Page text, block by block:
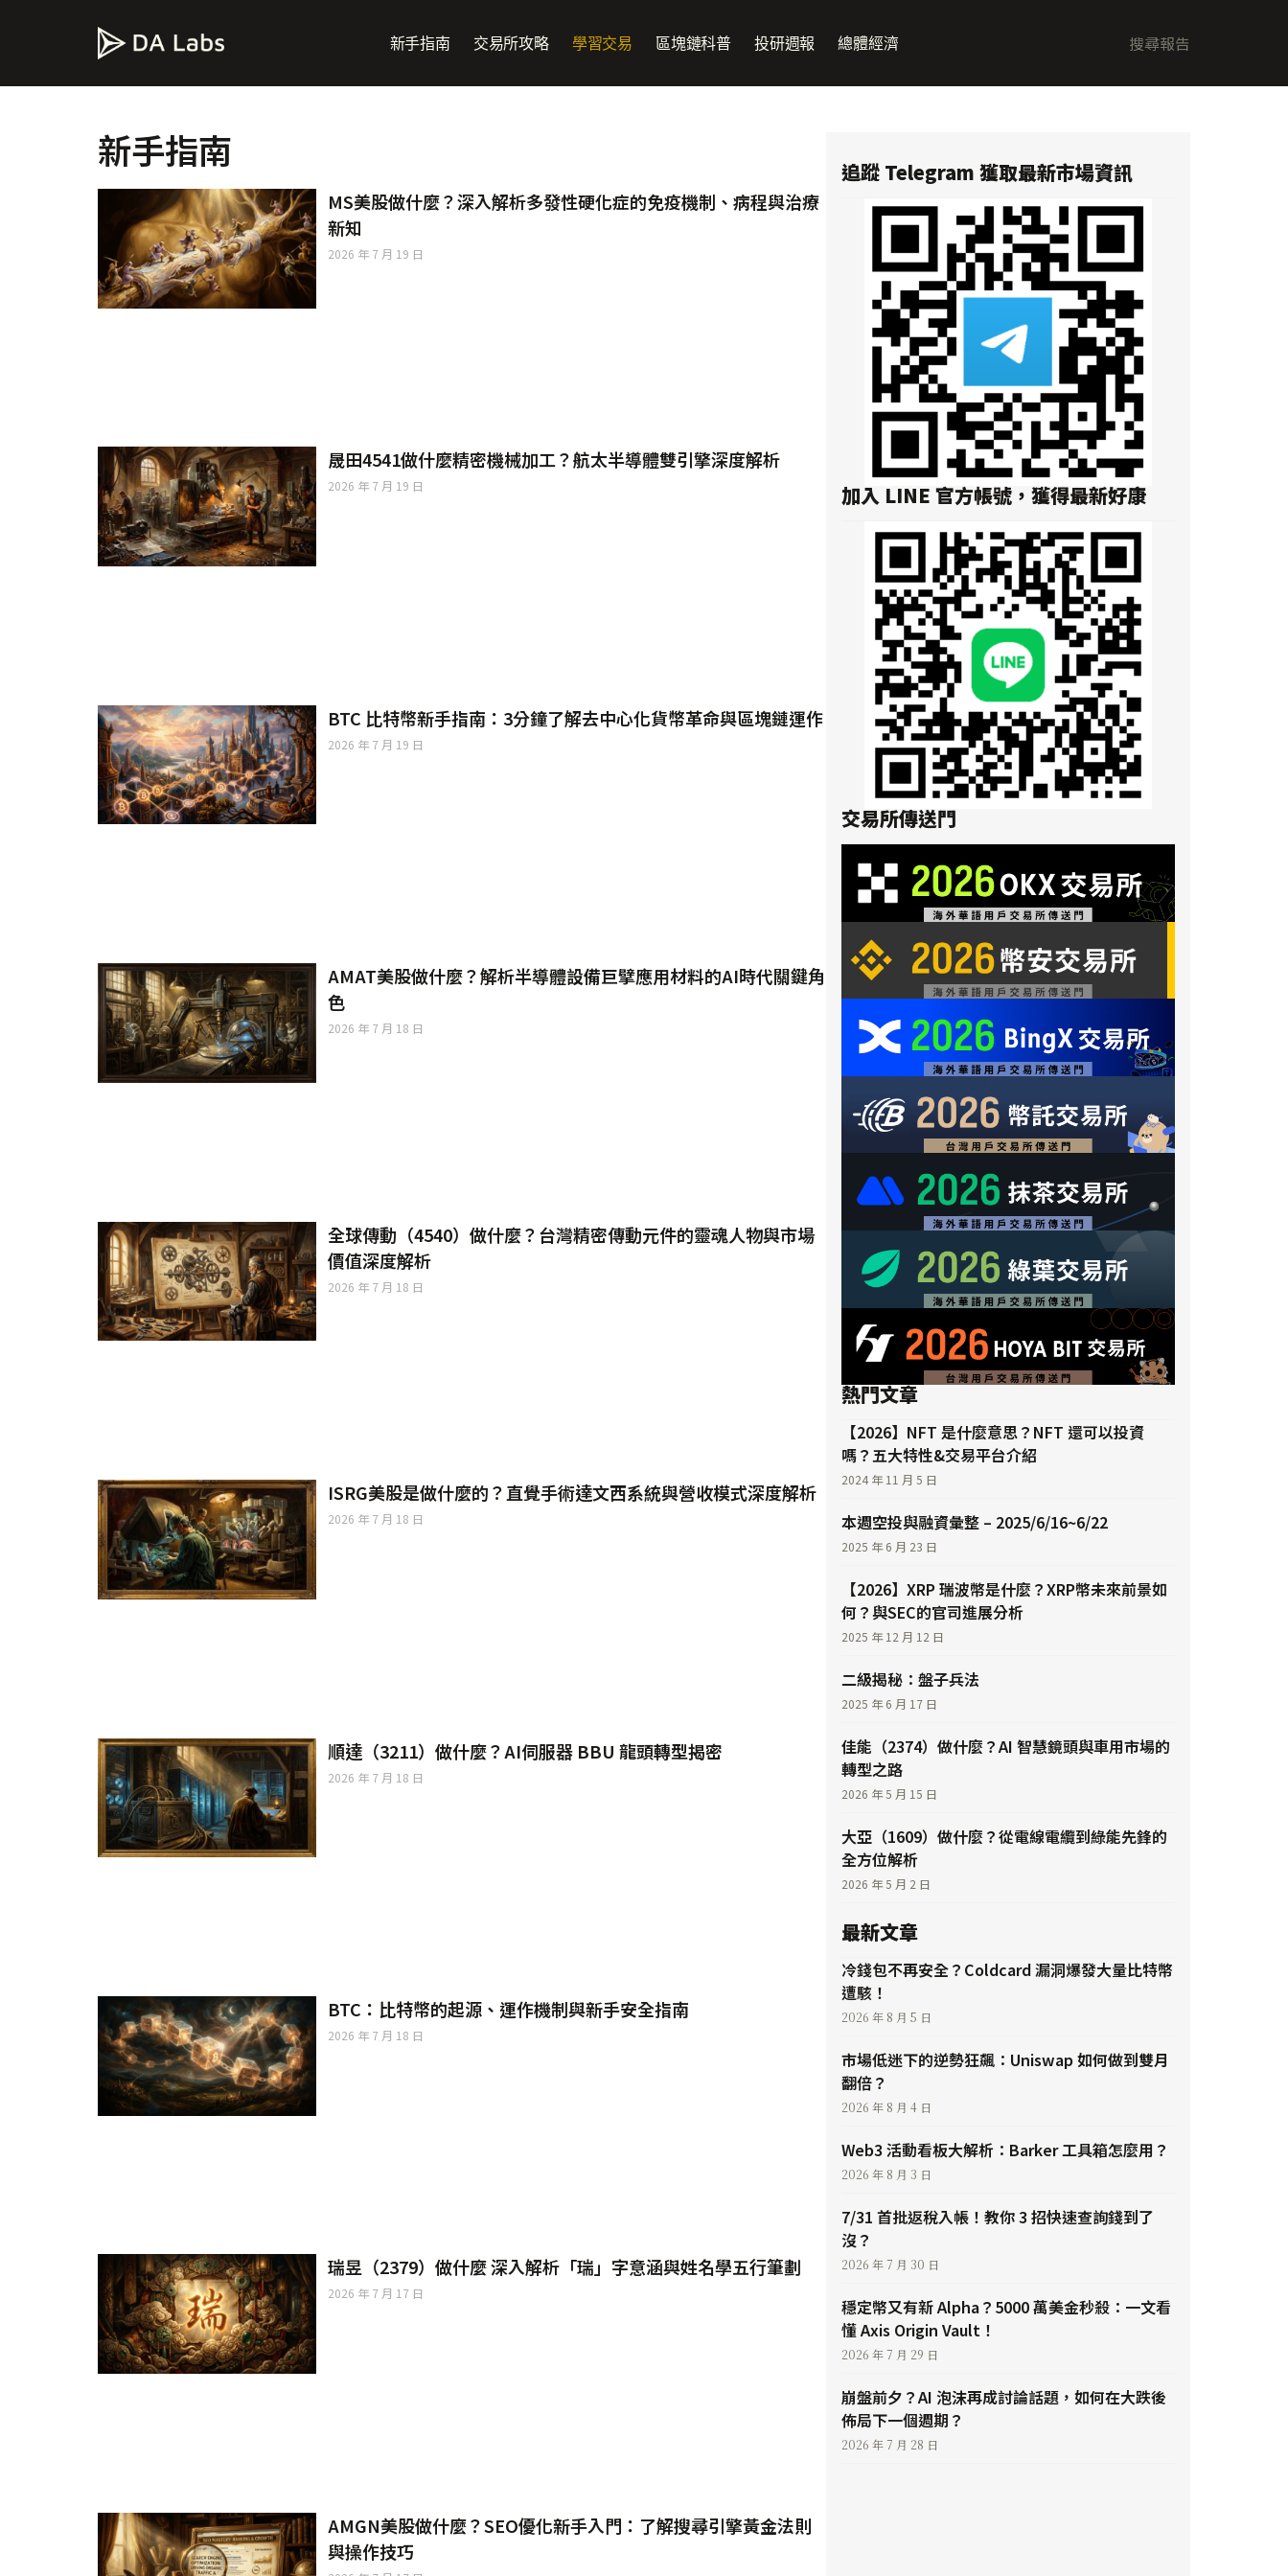
新手指南 交易所攻略 學習交易 區塊鏈科普 投研週報 總體經濟
新手指南
MS美股做什麼？深入解析多發性硬化症的免疫機制、病程與治療
新知
2026 年 7 月 19 日
晟田4541做什麼精密機械加工？航太半導體雙引擎深度解析
2026 年 7 月 19 日
BTC 比特幣新手指南：3分鐘了解去中心化貨幣革命與區塊鏈運作
2026 年 7 月 19 日
AMAT美股做什麼？解析半導體設備巨擘應用材料的AI時代關鍵角
色
2026 年 7 月 18 日
全球傳動（4540）做什麼？台灣精密傳動元件的靈魂人物與市場
價值深度解析
2026 年 7 月 18 日
ISRG美股是做什麼的？直覺手術達文西系統與營收模式深度解析
2026 年 7 月 18 日
順達（3211）做什麼？AI伺服器 BBU 龍頭轉型揭密
2026 年 7 月 18 日
BTC：比特幣的起源、運作機制與新手安全指南
2026 年 7 月 18 日
瑞昱（2379）做什麼 深入解析「瑞」字意涵與姓名學五行筆劃
2026 年 7 月 17 日
AMGN美股做什麼？SEO優化新手入門：了解搜尋引擎黃金法則
與操作技巧
追蹤 Telegram 獲取最新市場資訊
加入 LINE 官方帳號，獲得最新好康
交易所傳送門
熱門文章
【2026】NFT 是什麼意思？NFT 還可以投資
嗎？五大特性&交易平台介紹
2024 年 11 月 5 日
本週空投與融資彙整 – 2025/6/16~6/22
2025 年 6 月 23 日
【2026】XRP 瑞波幣是什麼？XRP幣未來前景如
何？與SEC的官司進展分析
2025 年 12 月 12 日
二級揭秘：盤子兵法
2025 年 6 月 17 日
佳能（2374）做什麼？AI 智慧鏡頭與車用市場的
轉型之路
2026 年 5 月 15 日
大亞（1609）做什麼？從電線電纜到綠能先鋒的
全方位解析
2026 年 5 月 2 日
最新文章
冷錢包不再安全？Coldcard 漏洞爆發大量比特幣
遭駭！
2026 年 8 月 5 日
市場低迷下的逆勢狂飆：Uniswap 如何做到雙月
翻倍？
2026 年 8 月 4 日
Web3 活動看板大解析：Barker 工具箱怎麼用？
2026 年 8 月 3 日
7/31 首批返稅入帳！教你 3 招快速查詢錢到了
沒？
2026 年 7 月 30 日
穩定幣又有新 Alpha？5000 萬美金秒殺：一文看
懂 Axis Origin Vault！
2026 年 7 月 29 日
崩盤前夕？AI 泡沫再成討論話題，如何在大跌後
佈局下一個週期？
2026 年 7 月 28 日